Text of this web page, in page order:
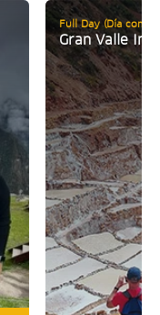
Full Day (Día
Gran Valle Inca